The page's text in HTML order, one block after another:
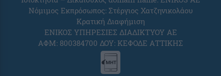
Νόμιμος Εκπρόσωπος: Στέργιος Χατζηνικολάου
Κρατική Διαφήμιση
ΕΝΙΚΟΣ ΥΠΗΡΕΣΙΕΣ ΔΙΑΔΙΚΤΥΟΥ ΑΕ
ΑΦΜ: 800384700 ΔΟΥ: ΚΕΦΟΔΕ ΑΤΤΙΚΗΣ